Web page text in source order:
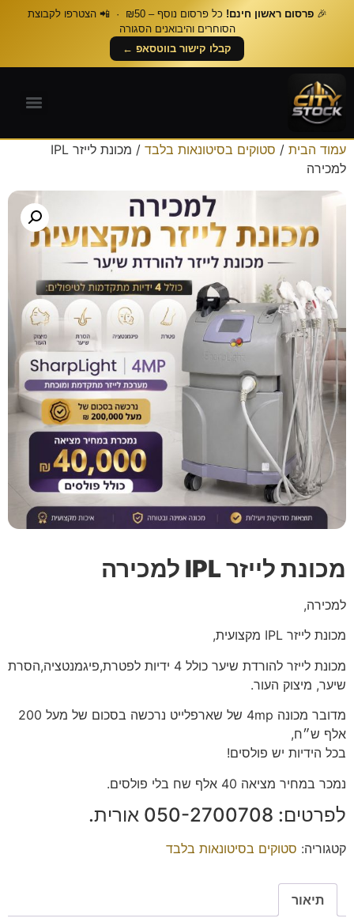
🎉פרסום ראשון חינם!
כל פרסום נוסף – ₪50 · 📲 הצטרפו לקבוצת
הסוחרים והיבואנים הסגורה
קבלו קישור בווטסאפ ←
עמוד הבית / סטוקים בסיטונאות בלבד
/ מכונת לייזר IPL
למכירה
מכונת לייזר IPL למכירה
למכירה,
מכונת לייזר IPL מקצועית,
מכונת לייזר להורדת שיער כולל 4 ידיות לפטרת,פיגמנטציה,הסרת
שיער, מיצוק העור.
מדובר מכונה 4mp של שארפלייט נרכשה בסכום של מעל 200
אלף ש״ח,
בכל הידיות יש פולסים!
נמכר במחיר מציאה 40 אלף שח בלי פולסים.
לפרטים: ‭050-2700708‬ אורית.
קטגוריה: סטוקים בסיטונאות בלבד
תיאור